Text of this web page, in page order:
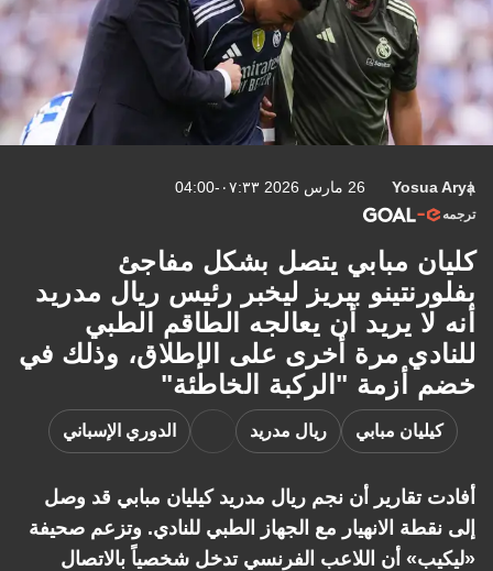
Yosua Arya 26 مارس 2026 ٠٧:٣٣-04:00
ترجمه
كليان مبابي يتصل بشكل مفاجئ
بفلورنتينو بيريز ليخبر رئيس ريال مدريد
أنه لا يريد أن يعالجه الطاقم الطبي
للنادي مرة أخرى على الإطلاق، وذلك في
خضم أزمة "الركبة الخاطئة"
كيليان مبابي ريال مدريد الدوري الإسباني
أفادت تقارير أن نجم ريال مدريد كيليان مبابي قد وصل
إلى نقطة الانهيار مع الجهاز الطبي للنادي. وتزعم صحيفة
«ليكيب» أن اللاعب الفرنسي تدخل شخصياً بالاتصال